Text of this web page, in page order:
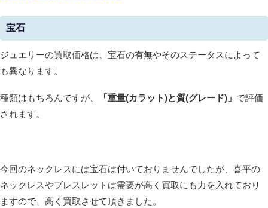
宝石
ジュエリーの買取価格は、宝石の有無やそのステータスによって
も異なります。
種類はもちろんですが、 「重量(カラット)と質(グレード)」 で評価
されます。
今回のネックレスには宝石は付いておりませんでしたが、喜平の
ネックレスやブレスレットは需要が高く買取にも力を入れており
ますので、高く買取させて頂きました。